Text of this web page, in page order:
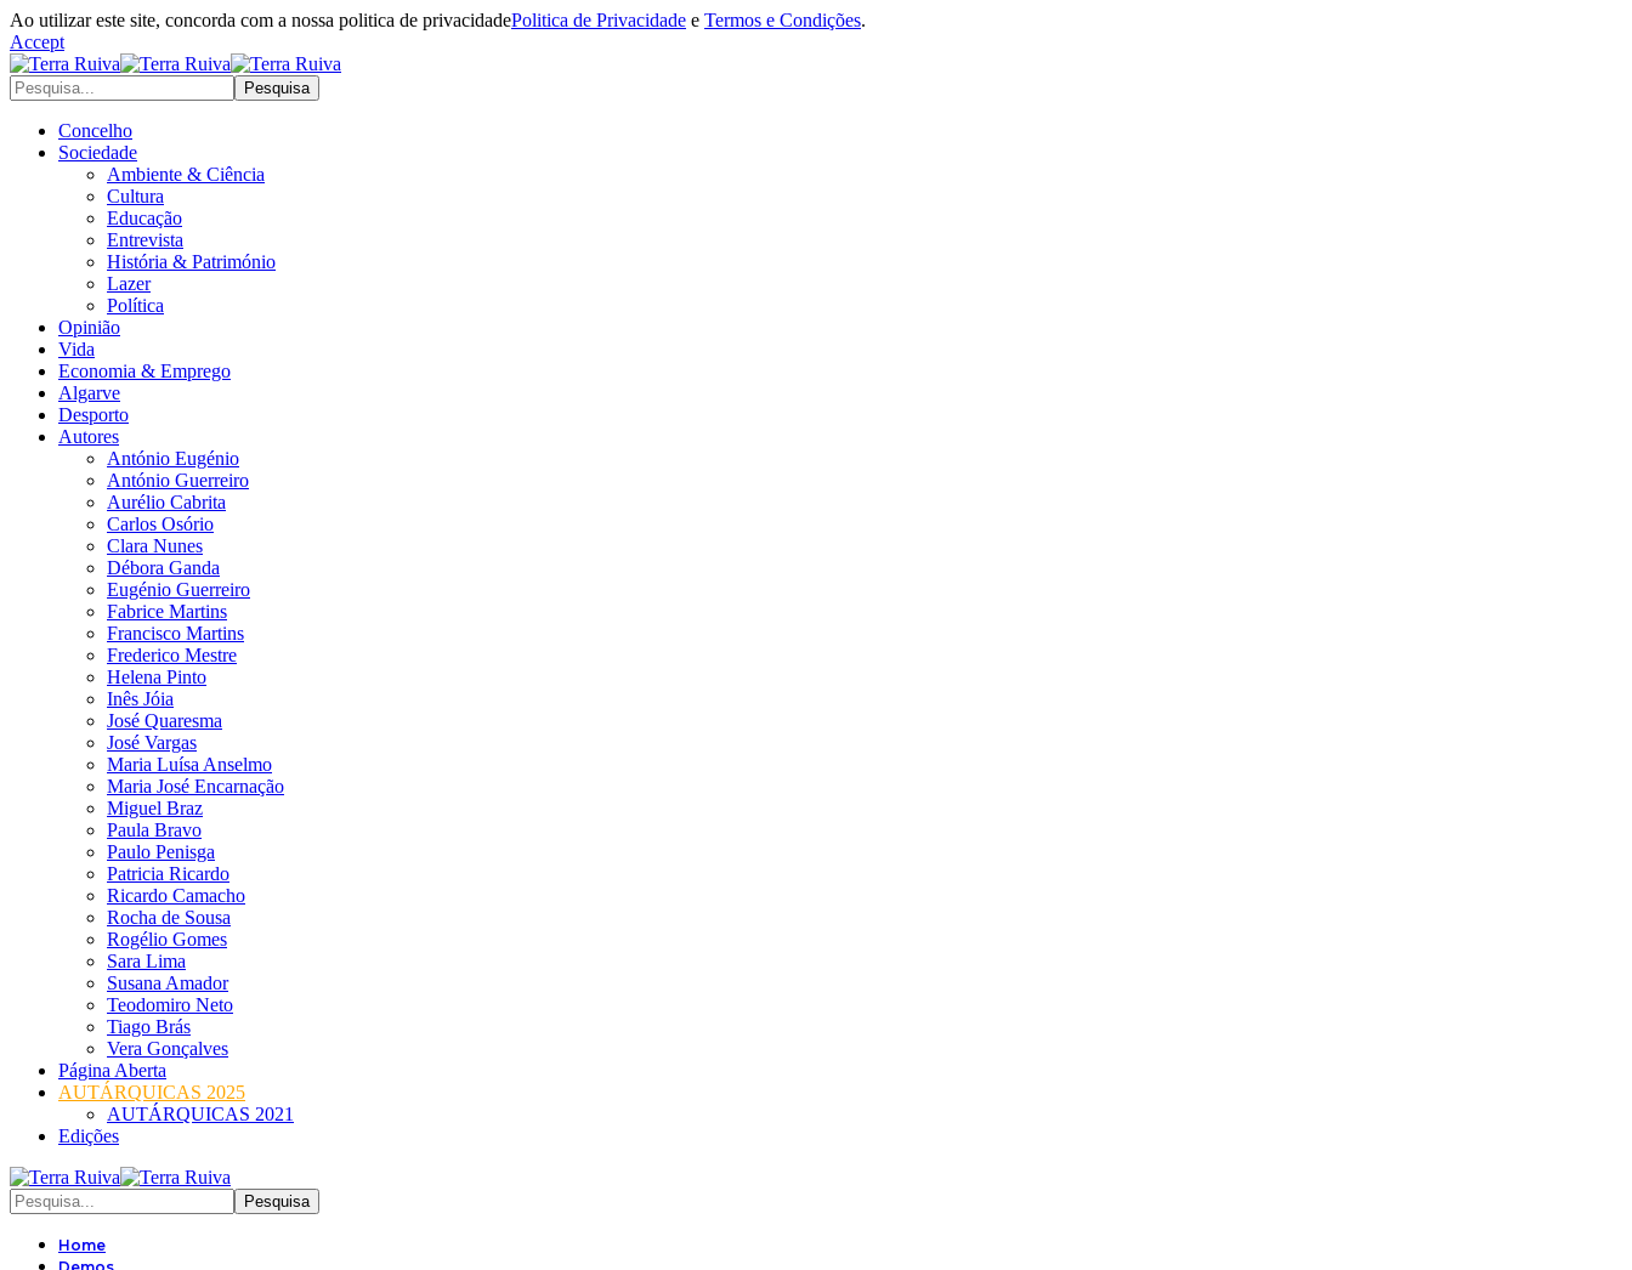
Ao utilizar este site, concorda com a nossa politica de privacidadePolitica de Privacidade e Termos e Condições.
Accept
Concelho
Sociedade
Ambiente & Ciência
Cultura
Educação
Entrevista
História & Património
Lazer
Política
Opinião
Vida
Economia & Emprego
Algarve
Desporto
Autores
António Eugénio
António Guerreiro
Aurélio Cabrita
Carlos Osório
Clara Nunes
Débora Ganda
Eugénio Guerreiro
Fabrice Martins
Francisco Martins
Frederico Mestre
Helena Pinto
Inês Jóia
José Quaresma
José Vargas
Maria Luísa Anselmo
Maria José Encarnação
Miguel Braz
Paula Bravo
Paulo Penisga
Patricia Ricardo
Ricardo Camacho
Rocha de Sousa
Rogélio Gomes
Sara Lima
Susana Amador
Teodomiro Neto
Tiago Brás
Vera Gonçalves
Página Aberta
AUTÁRQUICAS 2025
AUTÁRQUICAS 2021
Edições
Home